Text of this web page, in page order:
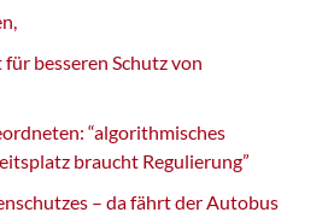
besseren Schutz von
“algorithmisches
braucht Regulierung”
– da fährt der Autobus